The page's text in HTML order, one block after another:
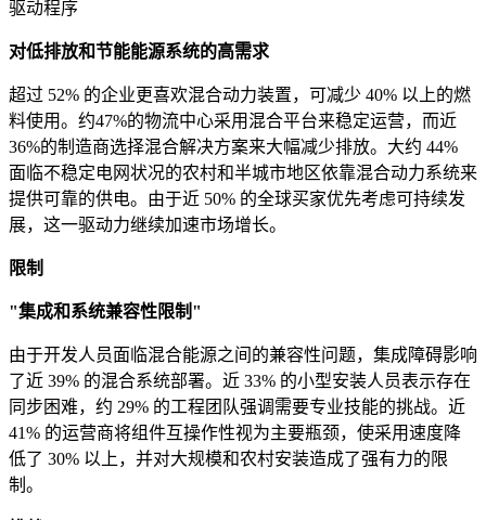
驱动程序
对低排放和节能能源系统的高需求
超过 52% 的企业更喜欢混合动力装置，可减少 40% 以上的燃
料使用。约47%的物流中心采用混合平台来稳定运营，而近
36%的制造商选择混合解决方案来大幅减少排放。大约 44%
面临不稳定电网状况的农村和半城市地区依靠混合动力系统来
提供可靠的供电。由于近 50% 的全球买家优先考虑可持续发
展，这一驱动力继续加速市场增长。
限制
"集成和系统兼容性限制"
由于开发人员面临混合能源之间的兼容性问题，集成障碍影响
了近 39% 的混合系统部署。近 33% 的小型安装人员表示存在
同步困难，约 29% 的工程团队强调需要专业技能的挑战。近
41% 的运营商将组件互操作性视为主要瓶颈，使采用速度降
低了 30% 以上，并对大规模和农村安装造成了强有力的限
制。